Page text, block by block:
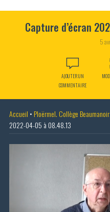
Capture d’écran
5
AJOUTER UN
COMMENTAIRE
Accueil • Ploërmel. Collège
2022-04-05 à 08.48.13